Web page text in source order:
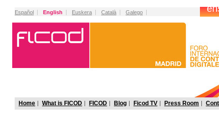
Español English Euskera Català Galego
Home What is FICOD FICOD Blog Ficod TV Press Room